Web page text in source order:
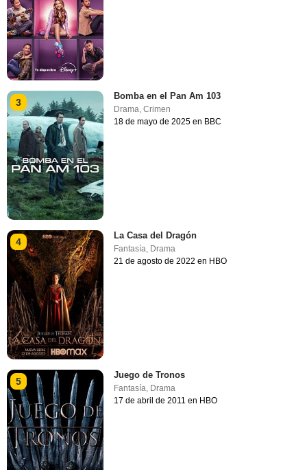
3
Bomba en el Pan Am 103
Drama,Crimen
18 de mayo de 2025 en BBC
4
La Casa del Dragón
Fantasía, Drama
21 de agosto de 2022 en HBO
5
Juego de Tronos
Fantasía, Drama
17 de abril de 2011 en HBO